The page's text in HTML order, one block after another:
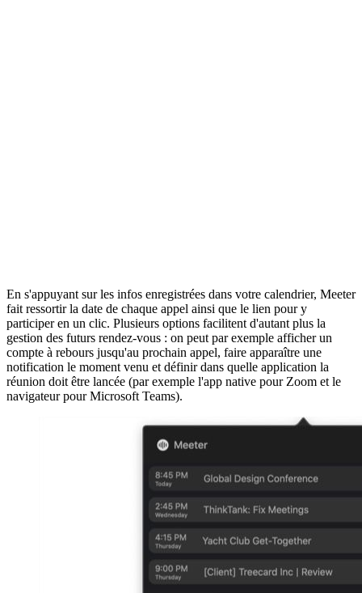
En s'appuyant sur les infos enregistrées dans votre calendrier, Meeter
fait ressortir la date de chaque appel ainsi que le lien pour y
participer en un clic. Plusieurs options facilitent d'autant plus la
gestion des futurs rendez-vous : on peut par exemple afficher un
compte à rebours jusqu'au prochain appel, faire apparaître une
notification le moment venu et définir dans quelle application la
réunion doit être lancée (par exemple l'app native pour Zoom et le
navigateur pour Microsoft Teams).